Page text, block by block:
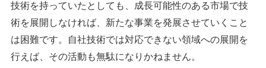
技術を持っていたとしても、成長可能性のある市場で技
術を展開しなければ、新たな事業を発展させていくこと
は困難です。自社技術では対応できない領域への展開を
行えば、その活動も無駄になりかねません。